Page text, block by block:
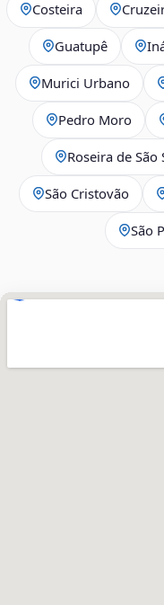
Costeira
Guatupê
Murici Urbano
Pedro Moro
Roseira de São
São Cristovão
São